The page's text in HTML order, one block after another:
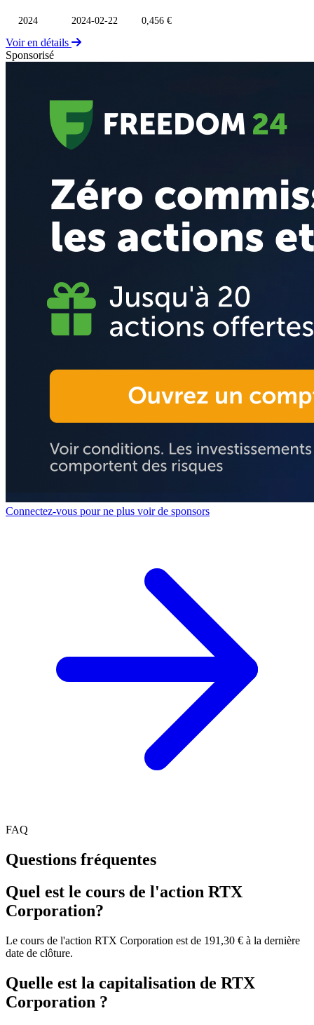
2024 2024-02-22 0,456 €
Voir en détails
Sponsorisé
Connectez-vous pour ne plus voir de sponsors
FAQ
Questions fréquentes
Quel est le cours de l'action RTX
Corporation?
Le cours de l'action RTX Corporation est de 191,30 € à la dernière
date de clôture.
Quelle est la capitalisation de RTX
Corporation ?